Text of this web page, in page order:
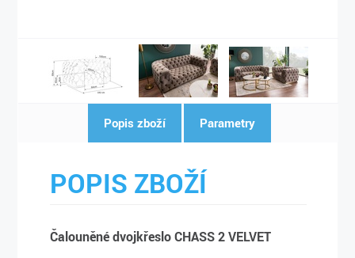
Popis zboží Parametry
POPIS ZBOŽÍ
Čalouněné dvojkřeslo CHASS 2 VELVET